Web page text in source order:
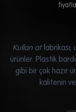
Kullan atfabrikası;
ürünler. Plastik
gibi bir çok hazır
kalitenin